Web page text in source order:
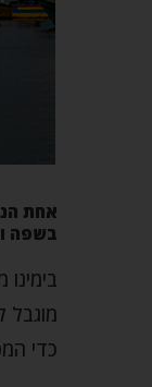
אחת
בשפה
מוגבל
כדי